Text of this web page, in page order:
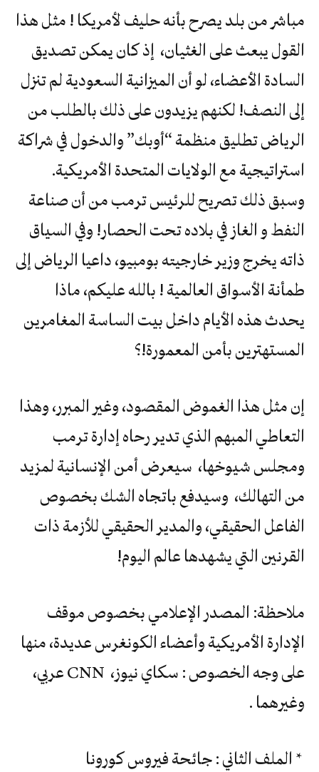
مباشر من بلد يصرح بأنه حليف لأمريكا ! مثل هذا
القول يبعث على الغثيان، إذ كان يمكن تصديق
السادة الأعضاء، لو أن الميزانية السعودية لم تنزل
إلى النصف! لكنهم يزيدون على ذلك بالطلب من
الرياض تطليق منظمة “أوبك” والدخول في شراكة
استراتيجية مع الولايات المتحدة الأمريكية.
وسبق ذلك تصريح للرئيس ترمب من أن صناعة
النفط و الغاز في بلاده تحت الحصار! وفي السياق
ذاته يخرج وزير خارجيته بومبيو، داعيا الرياض إلى
طمأنة الأسواق العالمية ! بالله عليكم، ماذا
يحدث هذه الأيام داخل بيت الساسة المغامرين
المستهترين بأمن المعمورة!؟
إن مثل هذا الغموض المقصود، وغير المبرر، وهذا
التعاطي المبهم الذي تدير رحاه إدارة ترمب
ومجلس شيوخها، سيعرض أمن الإنسانية لمزيد
من التهالك، وسيدفع باتجاه الشك بخصوص
الفاعل الحقيقي، والمدير الحقيقي للأزمة ذات
القرنين التي يشهدها عالم اليوم!
ملاحظة: المصدر الإعلامي بخصوص موقف
الإدارة الأمريكية وأعضاء الكونغرس عديدة، منها
على وجه الخصوص : سكاي نيوز، CNN عربي،
وغيرهما .
* الملف الثاني : جائحة فيروس كورونا